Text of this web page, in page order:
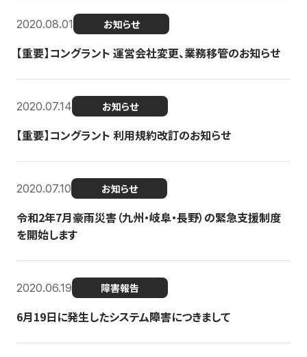
2020.08.01 お知らせ
【重要】コングラント 運営会社変更、業務移管のお知らせ
2020.07.14 お知らせ
【重要】コングラント 利用規約改訂のお知らせ
2020.07.10 お知らせ
令和2年7月豪雨災害（九州・岐阜・長野）の緊急支援制度
を開始します
2020.06.19 障害報告
6月19日に発生したシステム障害につきまして